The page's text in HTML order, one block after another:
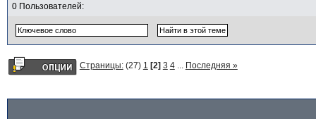
0 Пользователей:
Страницы:(27) 1 [2] 3 4... Последняя »